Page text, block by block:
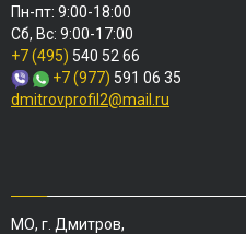
Пн-пт: 9:00-18:00
Сб, Вс: 9:00-17:00
+7 (495) 540 52 66
+7 (977) 591 06 35
dmitrovprofil2@mail.ru
МО, г. Дмитров,